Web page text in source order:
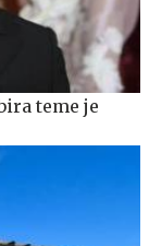
teme je